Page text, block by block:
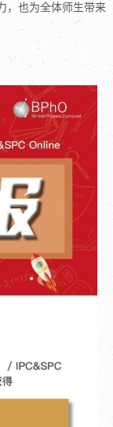
也为全体师生带来